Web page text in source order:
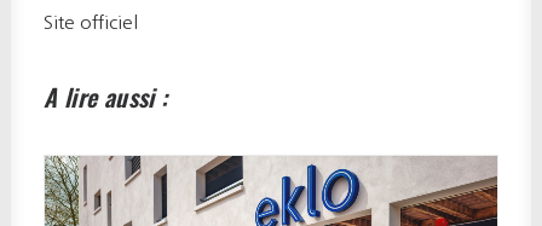
Site officiel
A lire aussi :